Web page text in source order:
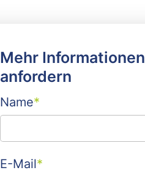
Mehr Informationen
anfordern
Name*
E-Mail*